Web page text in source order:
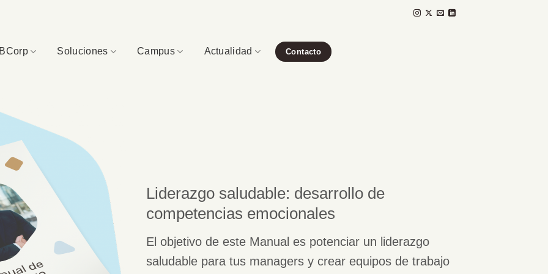
Soluciones Campus Actualidad Contacto
Liderazgo saludable: desarrollo de
competencias emocionales
El objetivo de este Manual es potenciar un liderazgo
saludable para tus managers y crear equipos de trabajo